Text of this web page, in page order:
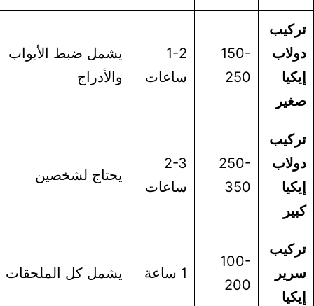
150-
250
1-2
ساعات
يشمل ضبط الأبواب
والأدراج
250-
350
2-3
ساعات
يحتاج لشخصين
100-
200
يشمل كل الملحقات